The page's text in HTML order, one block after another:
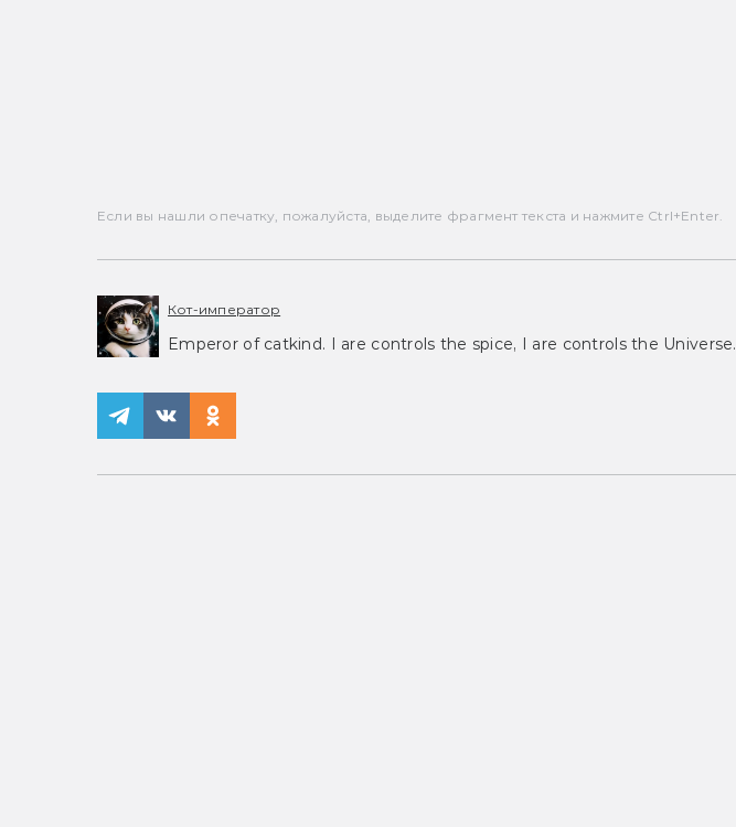
Если вы нашли опечатку, пожалуйста, выделите фрагмент текста и нажмите Ctrl+Enter.
Кот-император
Emperor of catkind. I are controls the spice, I are controls the Universe.